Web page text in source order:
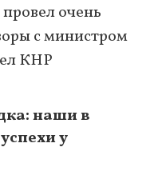
очень
с министром
КНР
наши в
у